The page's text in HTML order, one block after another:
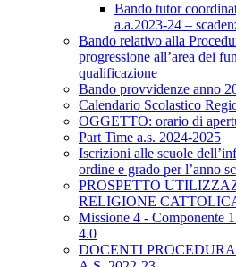
Bando tutor
a.a.2023-24 –
Bando relativo alla
progressione all’area dei
qualificazione
Bando provvidenze anno
Calendario Scolastico
OGGETTO: orario di
Part Time a.s. 2024-2025
Iscrizioni alle scuole
ordine e grado per l’anno
PROSPETTO
RELIGIONE
Missione 4 - Componente
4.0
DOCENTI